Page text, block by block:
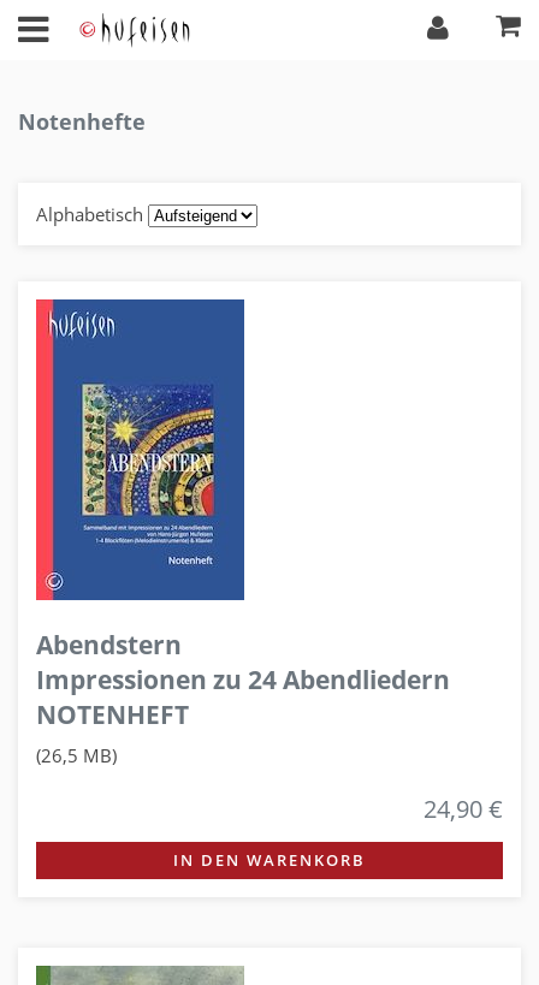
Notenhefte
Alphabetisch
Abendstern
Impressionen zu 24 Abendliedern
NOTENHEFT
(26,5 MB)
24,90 €
IN DEN WARENKORB